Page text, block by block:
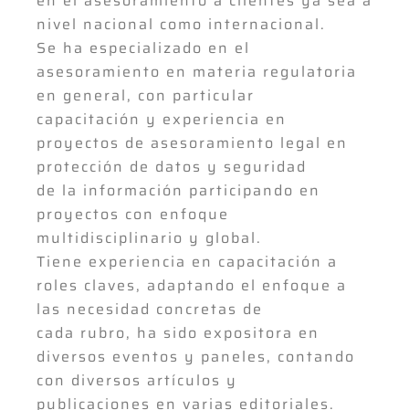
nivel nacional como internacional.
Se ha especializado en el
asesoramiento en materia regulatoria
en general, con particular
capacitación y experiencia en
proyectos de asesoramiento legal en
protección de datos y seguridad
de la información participando en
proyectos con enfoque
multidisciplinario y global.
Tiene experiencia en capacitación a
roles claves, adaptando el enfoque a
las necesidad concretas de
cada rubro, ha sido expositora en
diversos eventos y paneles, contando
con diversos artículos y
publicaciones en varias editoriales.